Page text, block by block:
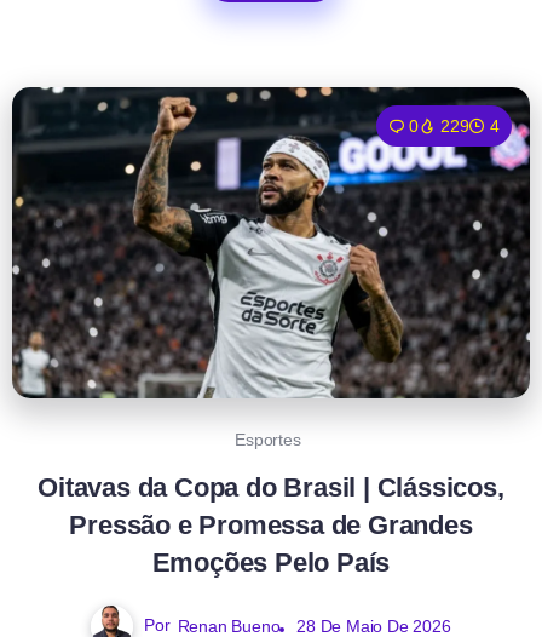
0 229 4
Esportes
Oitavas da Copa do Brasil | Clássicos,
Pressão e Promessa de Grandes
Emoções Pelo País
Por Renan Bueno 28 De Maio De 2026